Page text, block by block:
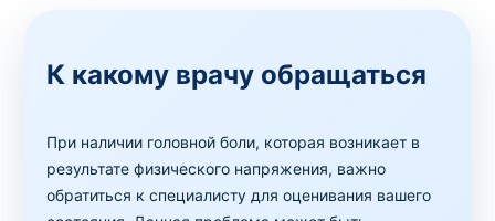
К какому врачу обращаться
При наличии головной боли, которая возникает в
результате физического напряжения, важно
обратиться к специалисту для оценивания вашего